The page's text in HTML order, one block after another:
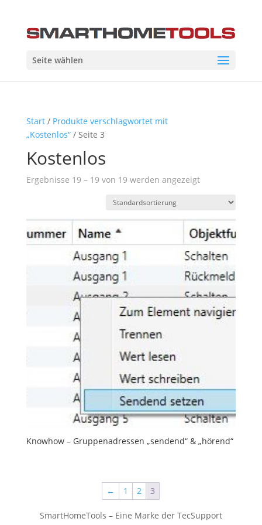
Seite wählen
Start/ Produkte verschlagwortet mit
„Kostenlos“/ Seite 3
Kostenlos
Ergebnisse 19 – 19 von 19 werden angezeigt
Knowhow – Gruppenadressen „sendend“ & „hörend“
← 1 2 3
SmartHomeTools – Eine Marke der TecSupport